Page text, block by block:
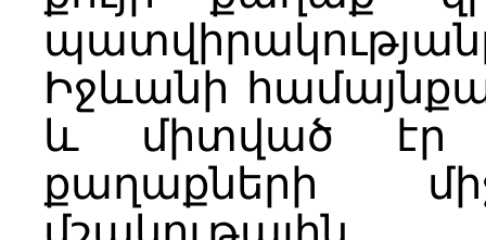
Իջևանի
և միտված էր
քաղաքների